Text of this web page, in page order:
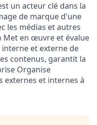
un acteur clé dans la
de marque d'une
les médias et autres
Met en œuvre et évalue
et externe de
contenus, garantit la
Organise
externes et internes à